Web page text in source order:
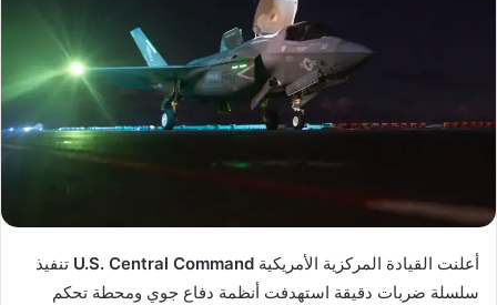
أعلنت القيادة المركزية الأمريكية U.S. Central Command تنفيذ
سلسلة ضربات دقيقة استهدفت أنظمة دفاع جوي ومحطة تحكم